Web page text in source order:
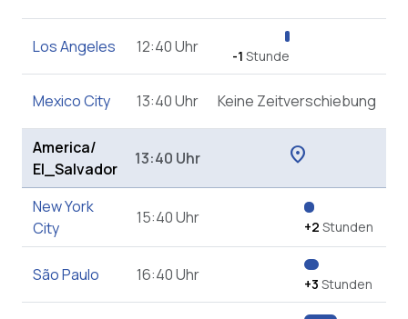
Los Angeles 12:40 Uhr -1 Stunde
Mexico City 13:40 Uhr Keine Zeitverschiebung
America/
El_Salvador
13:40 Uhr location_on
New York
City
15:40 Uhr +2 Stunden
São Paulo 16:40 Uhr +3 Stunden